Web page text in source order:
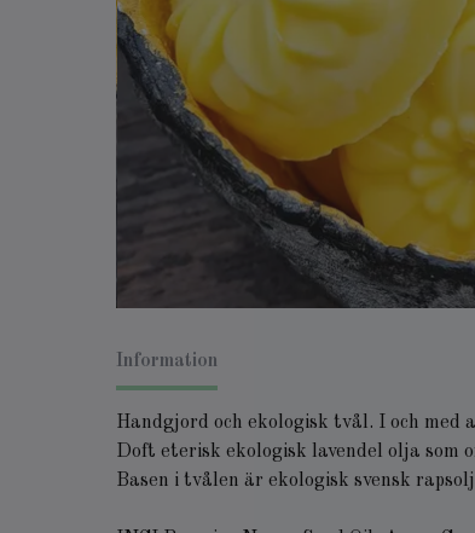
Information
Handgjord och ekologisk tvål. I och
Doft eterisk ekologisk lavendel olja som
Basen i tvålen är ekologisk svensk